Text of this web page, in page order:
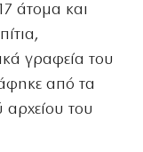
άτομα και
γραφεία του
από τα
αρχείου του